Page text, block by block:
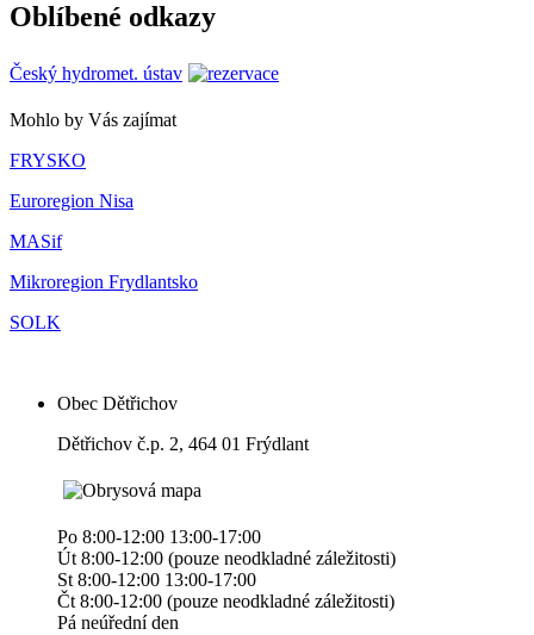
Oblíbené odkazy
Český hydromet. ústav
Mohlo by Vás zajímat
FRYSKO
Euroregion Nisa
MASif
Mikroregion Frydlantsko
SOLK
Obec Dětřichov
Dětřichov č.p. 2, 464 01 Frýdlant
Po 8:00-12:00 13:00-17:00
Út 8:00-12:00 (pouze neodkladné záležitosti)
St 8:00-12:00 13:00-17:00
Čt 8:00-12:00 (pouze neodkladné záležitosti)
Pá neúřední den